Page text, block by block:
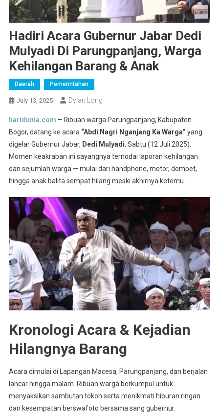
Hadiri Acara Gubernur Jabar Dedi
Mulyadi Di Parungpanjang, Warga
Kehilangan Barang & Anak
Daerah Pemerintahan
July 13, 2025 Dylan Long
haridunia.com – Ribuan warga Parungpanjang, Kabupaten
Bogor, datang ke acara “Abdi Nagri Nganjang Ka Warga” yang
digelar Gubernur Jabar, Dedi Mulyadi, Sabtu (12 Juli 2025).
Momen keakraban ini sayangnya ternodai laporan kehilangan
dari sejumlah warga — mulai dari handphone, motor, dompet,
hingga anak balita sempat hilang meski akhirnya ketemu.
Kronologi Acara & Kejadian
Hilangnya Barang
Acara dimulai di Lapangan Macesa, Parungpanjang, dan berjalan
lancar hingga malam. Ribuan warga berkumpul untuk
menyaksikan sambutan tokoh serta menikmati hiburan ringan
dan kesempatan berswafoto bersama sang gubernur.